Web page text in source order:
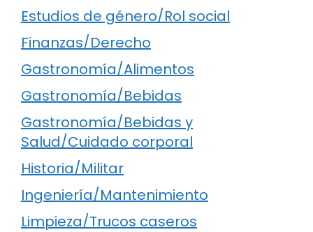
Estudios de género/Rol social
Finanzas/Derecho
Gastronomía/Alimentos
Gastronomía/Bebidas
Gastronomía/Bebidas y
Salud/Cuidado corporal
Historia/Militar
Ingeniería/Mantenimiento
Limpieza/Trucos caseros